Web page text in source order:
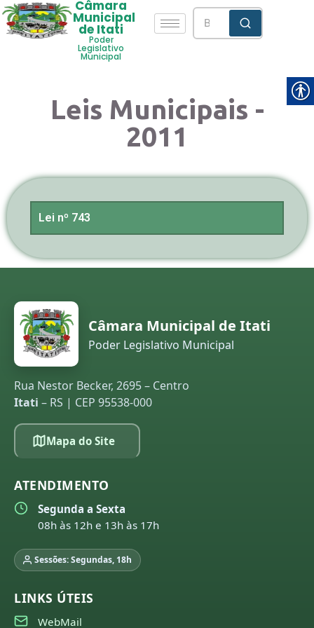
Câmara
Municipal
de Itati
Poder
Legislativo
Municipal
Leis Municipais -
2011
Lei nº 743
Câmara Municipal de Itati
Poder Legislativo Municipal
Rua Nestor Becker, 2695 – Centro
Itati – RS | CEP 95538-000
Mapa do Site
ATENDIMENTO
Segunda a Sexta
08h às 12h e 13h às 17h
Sessões: Segundas, 18h
LINKS ÚTEIS
WebMail